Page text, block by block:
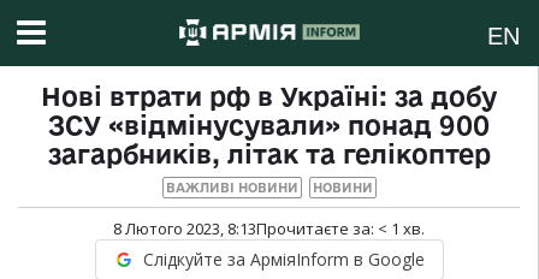
EN
Нові втрати рф в Україні: за добу
ЗСУ «відмінусували» понад 900
загарбників, літак та гелікоптер
ВАЖЛИВІ НОВИНИ НОВИНИ
8 Лютого 2023, 8:13Прочитаєте за: < 1 хв.
Слідкуйте за АрміяInform в Google